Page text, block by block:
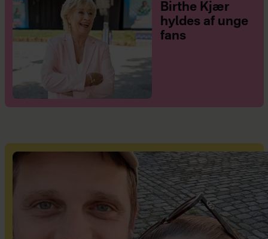
Birthe Kjær
hyldes af unge
fans